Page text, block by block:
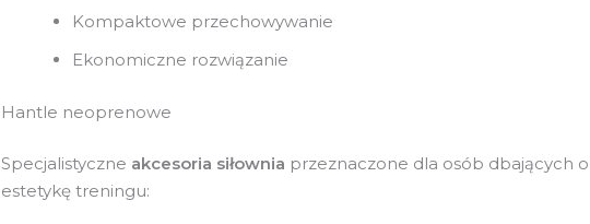
Kompaktowe przechowywanie
Ekonomiczne rozwiązanie
Hantle neoprenowe
Specjalistyczne akcesoria siłownia przeznaczone dla osób dbających
estetykę treningu: